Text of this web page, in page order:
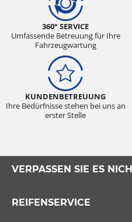
360° SERVICE
Umfassende Betreuung für Ihre
Fahrzeugwartung
KUNDENBETREUUNG
Ihre Bedürfnisse stehen bei uns an
erster Stelle
VERPASSEN SIE ES
REIFENSERVICE